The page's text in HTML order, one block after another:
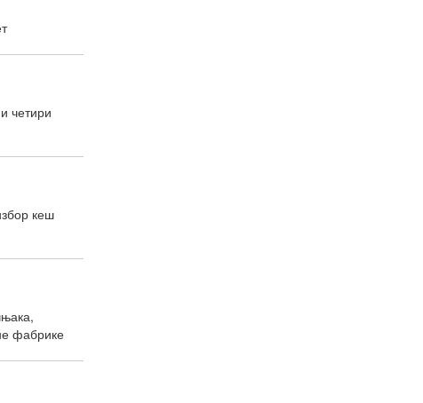
четири
кеш
фабрике